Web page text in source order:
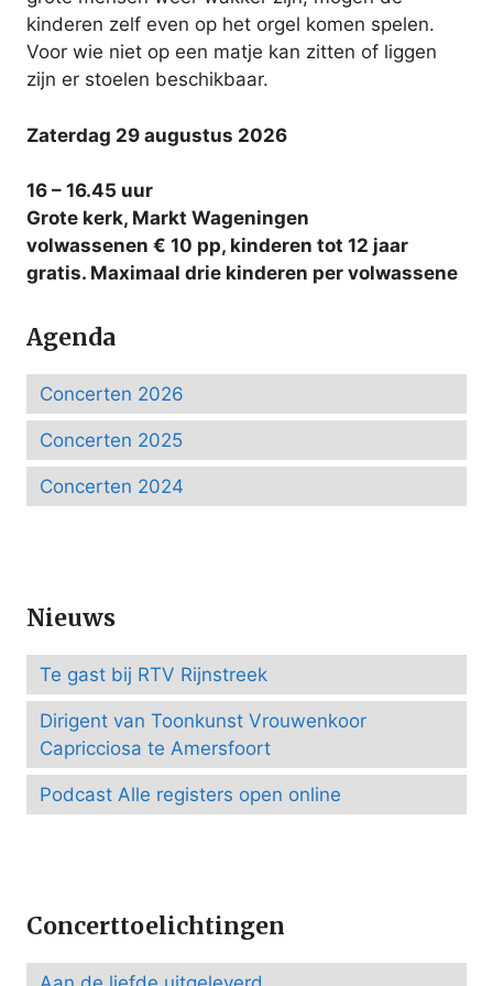
kinderen zelf even op het orgel komen spelen.
Voor wie niet op een matje kan zitten of liggen
zijn er stoelen beschikbaar.
Zaterdag 29 augustus 2026
16 – 16.45 uur
Grote kerk, Markt Wageningen
volwassenen € 10 pp, kinderen tot 12 jaar
gratis. Maximaal drie kinderen per volwassene
Agenda
Concerten 2026
Concerten 2025
Concerten 2024
Nieuws
Te gast bij RTV Rijnstreek
Dirigent van Toonkunst Vrouwenkoor
Capricciosa te Amersfoort
Podcast Alle registers open online
Concerttoelichtingen